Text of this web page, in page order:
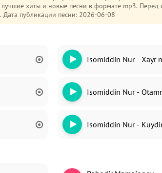
хиты и новые песни в формате mp3.
публикации песни: 2026-06-08
Isomiddin Nur - Xayr
Isomiddin Nur -
Isomiddin Nur -